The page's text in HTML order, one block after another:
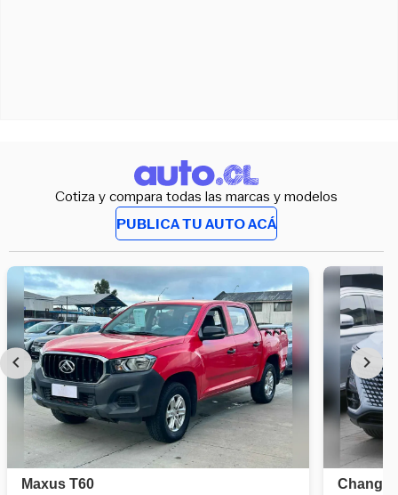
Cotiza y compara todas las marcas y modelos
PUBLICA TU AUTO ACÁ